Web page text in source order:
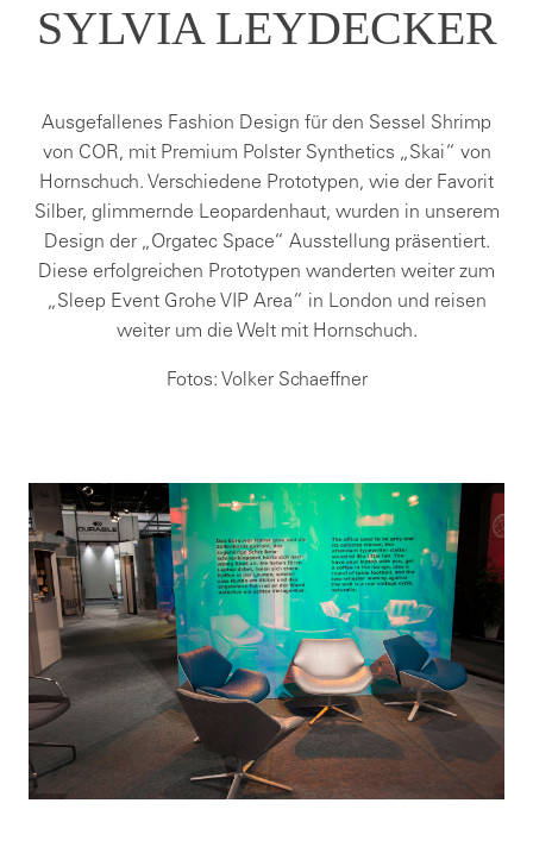
SYLVIA LEYDECKER
Ausgefallenes Fashion Design für den Sessel Shrimp
von COR, mit Premium Polster Synthetics „Skai“ von
Hornschuch. Verschiedene Prototypen, wie der Favorit
Silber, glimmernde Leopardenhaut, wurden in unserem
Design der „Orgatec Space“ Ausstellung präsentiert.
Diese erfolgreichen Prototypen wanderten weiter zum
„Sleep Event Grohe VIP Area“ in London und reisen
weiter um die Welt mit Hornschuch.
Fotos: Volker Schaeffner